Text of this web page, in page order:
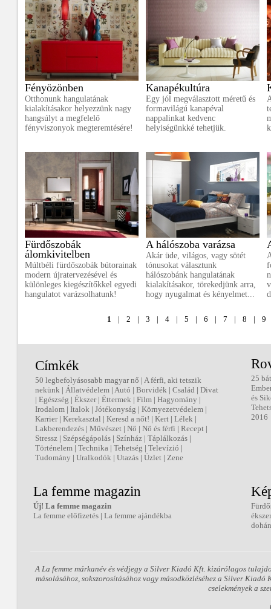
Fényözönben
Otthonunk hangulatának
kialakításakor helyezzünk nagy
hangsúlyt a megfelelő
fényviszonyok megteremtésére!
Kanapékultúra
Egy jól megválasztott méretű és
formavilágú kanapéval
nappalinkat kedvenc
helyiségünkké tehetjük.
Fürdőszobák
álomkivitelben
Múltbéli fürdőszobák bútorainak
modern újratervezésével és
különleges kiegészítőkkel egyedi
hangulatot varázsolhatunk!
A hálószoba varázsa
Akár üde, világos, vagy sötét
tónusokat választunk
hálószobánk hangulatának
kialakításakor, törekedjünk arra,
hogy nyugalmat és kényelmet...
1 | 2 | 3 | 4 | 5 | 6 | 7 | 8 | 9
Címkék
50 legbefolyásosabb magyar nő | A férfi, aki tetszik
nekünk | Állatvédelem | Autó | Borvidék | Család | Divat
| Egészség | Ékszer| Éttermek | Film | Hagyomány |
Irodalom | Italok | Jótékonyság | Környezetvédelem |
Karrier| Kerekasztal | Keresd a nőt! | Kert | Lélek |
Lakberendezés | Művészet | Nő | Nő és férfi | Recept |
Stressz | Szépségápolás | Színház | Táplálkozás |
Történelem | Technika | Tehetség | Televízió |
Tudomány | Uralkodók | Utazás | Üzlet | Zene
25
és
2016
La femme magazin
Új! La femme magazin
La femme előfizetés | La femme ajándékba
A La femme márkanév és védjegy a Silver Kiadó Kft. kizárólagos
másolásához, sokszorosításához vagy másodközléséhez a Silver
cselekmények a